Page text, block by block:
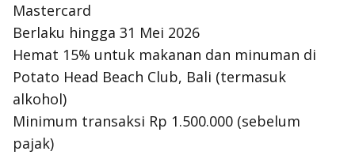
Mastercard
Berlaku hingga 31 Mei 2026
Hemat 15% untuk makanan dan minuman di
Potato Head Beach Club, Bali (termasuk
alkohol)
Minimum transaksi Rp 1.500.000 (sebelum
pajak)